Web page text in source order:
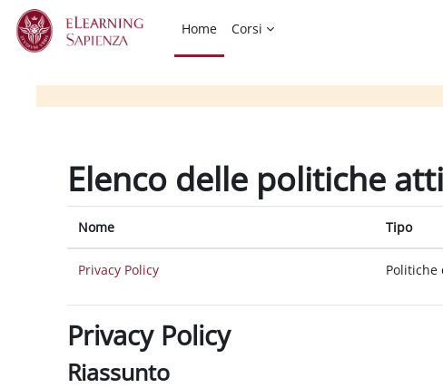
Vai al contenuto principale
Home
Corsi
Elenco delle politiche
Nome Tipo
Privacy Policy Politiche
Privacy Policy
Riassunto